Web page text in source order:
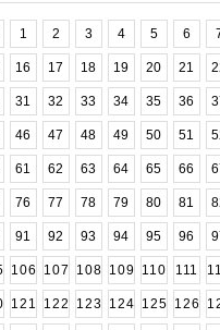
1 2 3 4 5 6
16 17 18 19 20 21
31 32 33 34 35 36
46 47 48 49 50 51
61 62 63 64 65 66
76 77 78 79 80 81
91 92 93 94 95 96
106 107 108 109 110 111
121 122 123 124 125 126